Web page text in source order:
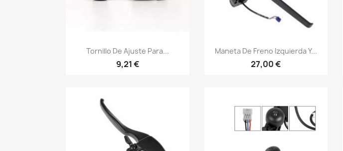
Vista rápida
Tornillo De Ajuste Para...
9,21 €
Vista rápida
Maneta De Freno Izquierda Y...
27,00 €